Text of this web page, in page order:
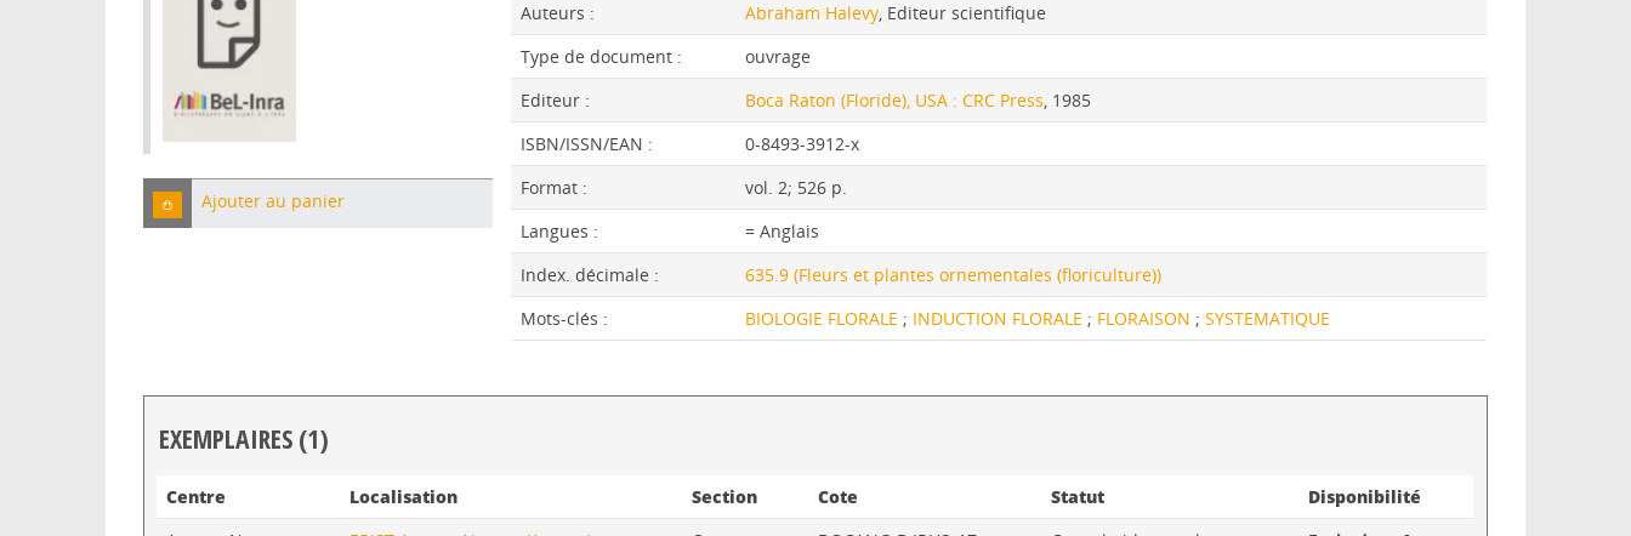
Ajouter au panier
Auteurs : Abraham Halevy, Editeur scientifique
Type de document :
ouvrage
Editeur :
Boca Raton (Floride), USA : CRC Press, 1985
ISBN/ISSN/EAN :
0-8493-3912-x
Format :
vol. 2; 526 p.
Langues :
= Anglais
Index. décimale :
635.9 (Fleurs et plantes ornementales (floriculture))
Mots-clés :
BIOLOGIE FLORALE ; INDUCTION FLORALE ; FLORAISON ;SYSTEMATIQUE
EXEMPLAIRES (1)
Centre Localisation Section Cote Statut
Disponibilité